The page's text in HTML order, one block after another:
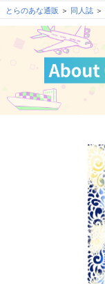
とらのあな通販 同人誌